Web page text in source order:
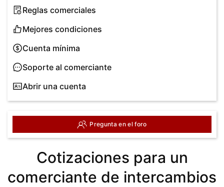
Reglas comerciales
Mejores condiciones
Cuenta mínima
Soporte al comerciante
Abrir una cuenta
Pregunta en el foro
Cotizaciones para un
comerciante de intercambios